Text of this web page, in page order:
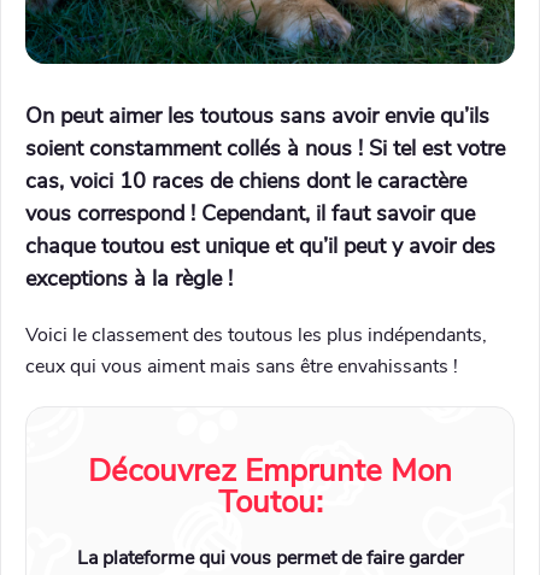
On peut aimer les toutous sans avoir envie qu’ils
soient constamment collés à nous ! Si tel est votre
cas, voici 10 races de chiens dont le caractère
vous correspond ! Cependant, il faut savoir que
chaque toutou est unique et qu’il peut y avoir des
exceptions à la règle !
Voici le classement des toutous les plus indépendants,
ceux qui vous aiment mais sans être envahissants !
Découvrez Emprunte Mon
Toutou:
La plateforme qui vous permet de faire garder